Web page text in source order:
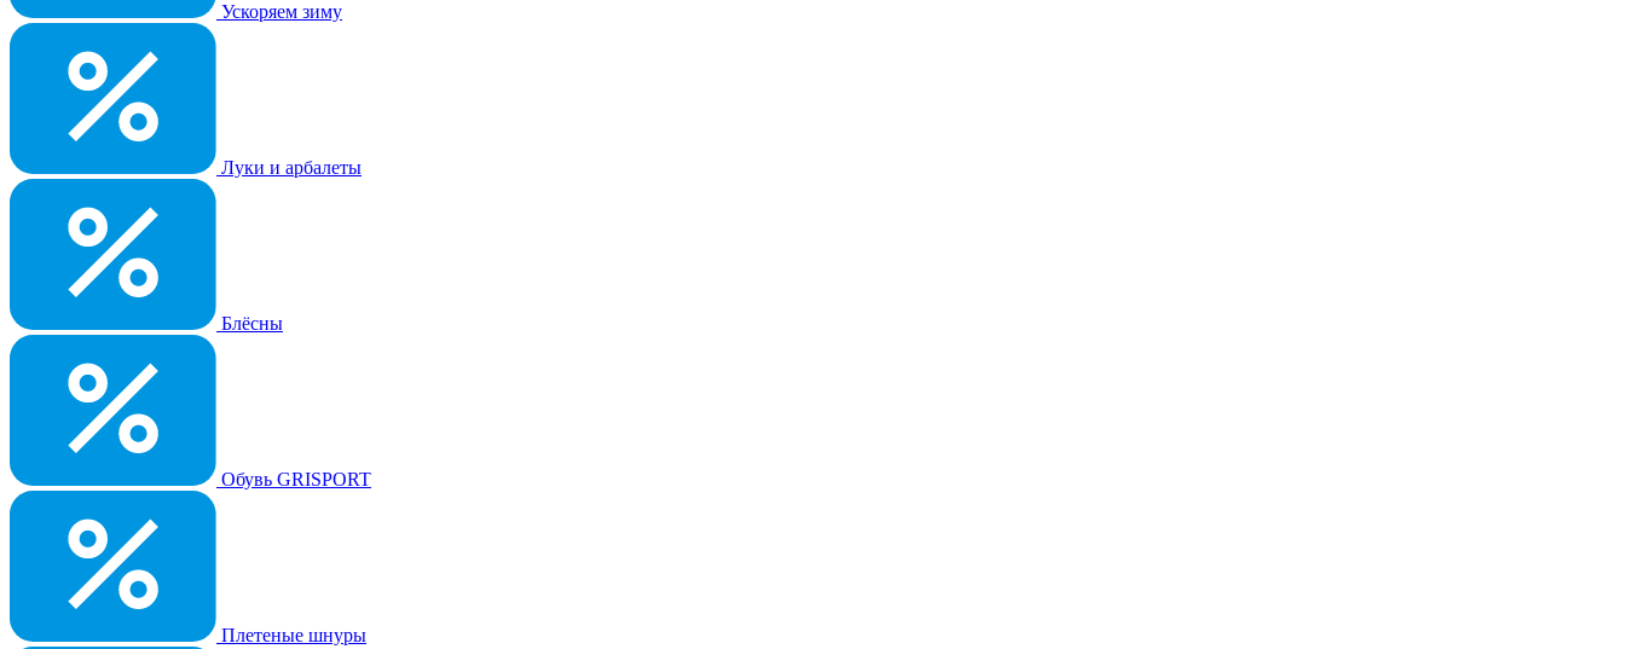
Ускоряем зиму
Луки и арбалеты
Блёсны
Обувь GRISPORT
Плетеные шнуры